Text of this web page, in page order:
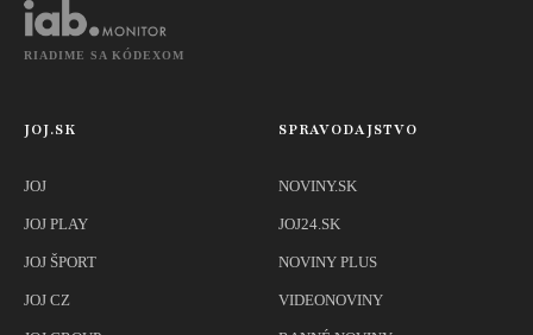
RIADIME SA KÓDEXOM
JOJ.SK
JOJ
JOJ PLAY
JOJ ŠPORT
JOJ CZ
SPRAVODAJSTVO
NOVINY.SK
JOJ24.SK
NOVINY PLUS
VIDEONOVINY